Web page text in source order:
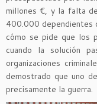
millones €, y la falta
400.000 dependientes
cómo se pide que los
cuando la solución
organizaciones
demostrado que uno
precisamente la guerra.